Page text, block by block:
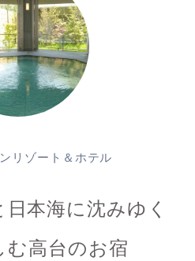
リゾート＆ホテル
本海に沈みゆく
む高台のお宿